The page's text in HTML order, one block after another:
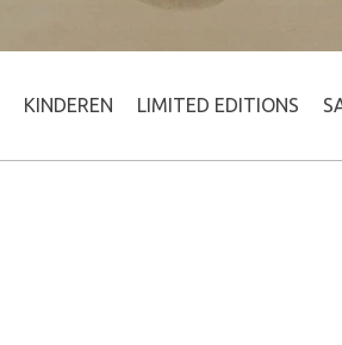
KINDEREN LIMITED EDITIONS